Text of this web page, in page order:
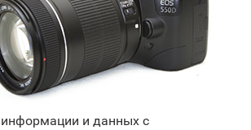
информации и данных с